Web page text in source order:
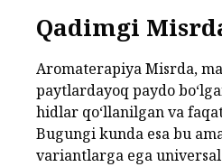
Qadimgi
Aromaterapiya Misrda,
paytlardayoq paydo
hidlar qo‘llanilgan va
Bugungi kunda esa bu
variantlarga ega